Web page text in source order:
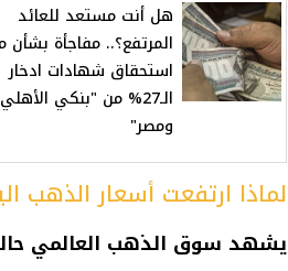
هل أنت مستعد للعائد
المرتفع؟.. مفاجأة بشأن
استحقاق شهادات ادخار
الـ27% من "بنكي الأهلي
ومصر"
لماذا ارتفعت أسعار الذهب
يشهد سوق الذهب العالمي حالة